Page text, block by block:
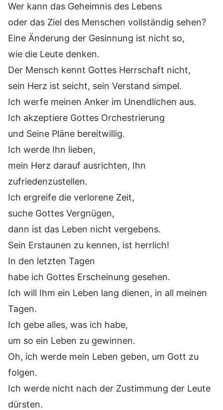
Wer kann das Geheimnis des Lebens
oder das Ziel des Menschen vollständig sehen?
Eine Änderung der Gesinnung ist nicht so,
wie die Leute denken.
Der Mensch kennt Gottes Herrschaft nicht,
sein Herz ist seicht, sein Verstand simpel.
Ich werfe meinen Anker im Unendlichen aus.
Ich akzeptiere Gottes Orchestrierung
und Seine Pläne bereitwillig.
Ich werde Ihn lieben,
mein Herz darauf ausrichten, Ihn
zufriedenzustellen.
Ich ergreife die verlorene Zeit,
suche Gottes Vergnügen,
dann ist das Leben nicht vergebens.
Sein Erstaunen zu kennen, ist herrlich!
In den letzten Tagen
habe ich Gottes Erscheinung gesehen.
Ich will Ihm ein Leben lang dienen, in all meinen
Tagen.
Ich gebe alles, was ich habe,
um so ein Leben zu gewinnen.
Oh, ich werde mein Leben geben, um Gott zu
folgen.
Ich werde nicht nach der Zustimmung der Leute
dürsten.